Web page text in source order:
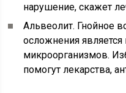
нарушение, скажет
Альвеолит. Гнойное
осложнения
микроорганизмов.
помогут лекарства,